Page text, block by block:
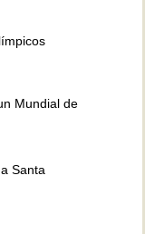
Mundial de
Santa